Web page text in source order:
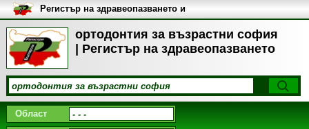
ортодонтия за възрастни софия
| Регистър на здравеопазването
Регистър на здравеопазването и
медицинските заведения в
България
Област